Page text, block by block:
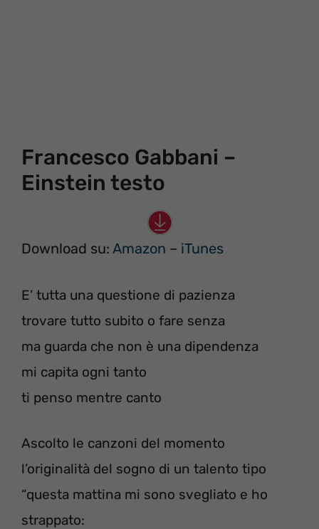
Francesco Gabbani –
Einstein testo
Download su: Amazon – iTunes
E’ tutta una questione di pazienza
trovare tutto subito o fare senza
ma guarda che non è una dipendenza
mi capita ogni tanto
ti penso mentre canto
Ascolto le canzoni del momento
l’originalità del sogno di un talento tipo
“questa mattina mi sono svegliato e ho
strappato: